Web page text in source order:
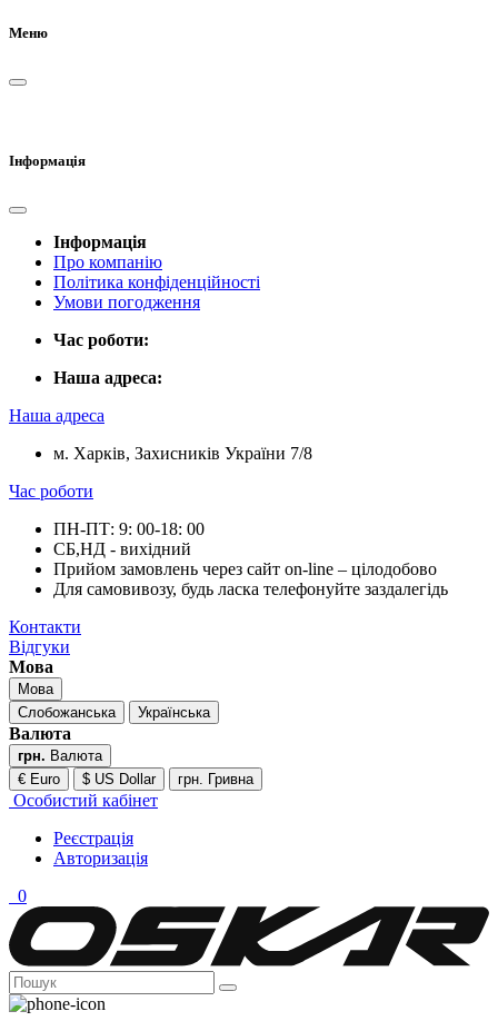
Меню
Інформація
Інформація
Про компанію
Політика конфіденційності
Умови погодження
Час роботи:
Наша адреса:
Наша адреса
м. Харків, Захисників України 7/8
Час роботи
ПН-ПТ: 9: 00-18: 00
СБ,НД - вихідний
Прийом замовлень через сайт on-line – цілодобово
Для самовивозу, будь ласка телефонуйте заздалегідь
Контакти
Відгуки
Мова
Мова
Слобожанська
Українська
Валюта
грн. Валюта
€ Euro
$ US Dollar грн. Гривна
Особистий кабінет
Реєстрація
Авторизація
0